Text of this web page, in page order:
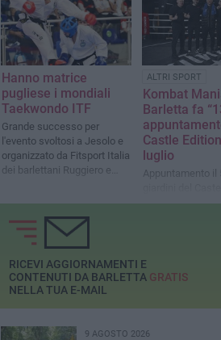
suggestiva e prestigiosa
cornice del PalaDisfida
Hanno matrice
pugliese i mondiali
Taekwondo ITF
Grande successo per
l'evento svoltosi a Jesolo e
organizzato da Fitsport Italia
dei barlettani Ruggiero e
ALTRI SPORT
Kombat
Barletta fa
Castle
luglio
Appuntamento il
Barletta
RICEVI AGGIORNAMENTI E
CONTENUTI DA BARLETTA GRATIS
NELLA TUA E-MAIL
9 AGOSTO 2026